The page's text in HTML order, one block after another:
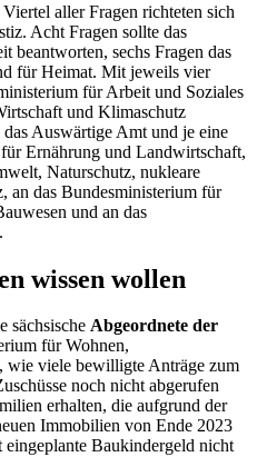
aller Fragen richteten sich
Acht Fragen sollte das
beantworten, sechs Fragen das
für Heimat. Mit jeweils vier
für Arbeit und Soziales
und Klimaschutz
Auswärtige Amt und je eine
Ernährung und Landwirtschaft,
Naturschutz, nukleare
an das Bundesministerium für
und an das
wissen wollen
sächsische Abgeordnete der
für Wohnen,
wie viele bewilligte Anträge zum
noch nicht abgerufen
erhalten, die aufgrund der
Immobilien von Ende 2023
Baukindergeld nicht